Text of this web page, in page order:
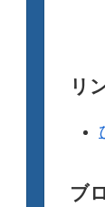
リ
ブ